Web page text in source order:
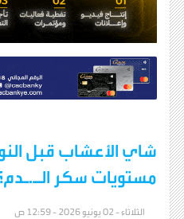
شاي الأعشاب قبل
مستويات سكر
الثلاثاء - 02 يونيو 2026 - 12:59 ص